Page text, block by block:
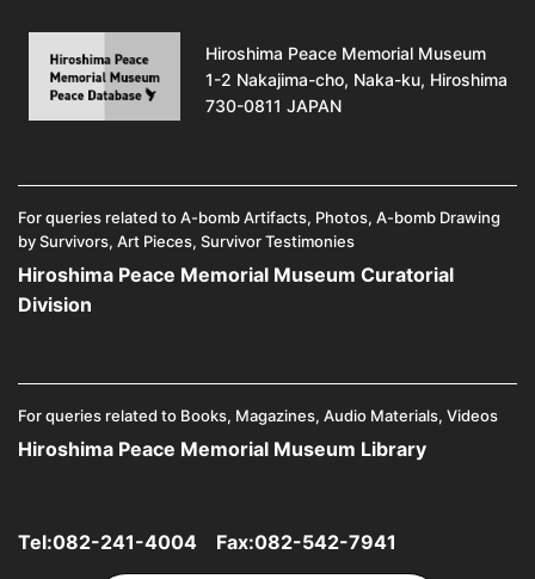
Hiroshima Peace Memorial Museum
1-2 Nakajima-cho, Naka-ku, Hiroshima
730-0811 JAPAN
For queries related to A-bomb Artifacts, Photos, A-bomb Drawing
by Survivors, Art Pieces, Survivor Testimonies
Hiroshima Peace Memorial Museum Curatorial
Division
For queries related to Books, Magazines, Audio Materials, Videos
Hiroshima Peace Memorial Museum Library
Tel:082-241-4004 Fax:082-542-7941